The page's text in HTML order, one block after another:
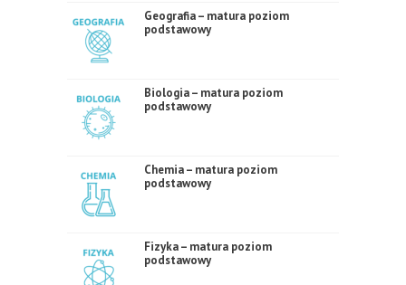
Geografia – matura poziom
podstawowy
Biologia – matura poziom
podstawowy
Chemia – matura poziom
podstawowy
Fizyka – matura poziom
podstawowy